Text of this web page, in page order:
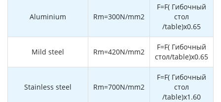
Aluminium Rm=300N/mm2
F=F( Гибочный
стол
/table)x0.65
Mild steel Rm=420N/mm2
F=F( Гибочный
стол/table)x0.65
Stainless steel Rm=700N/mm2
F=F( Гибочный
стол
/table)x1.60